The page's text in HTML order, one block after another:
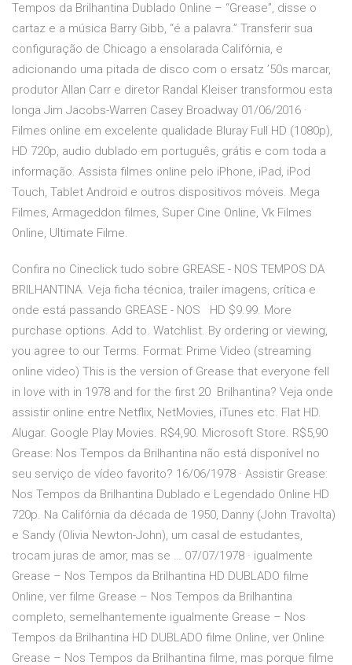
Tempos da Brilhantina Dublado Online – “Grease”, disse o
cartaz e a música Barry Gibb, “é a palavra.” Transferir sua
configuração de Chicago a ensolarada Califórnia, e
adicionando uma pitada de disco com o ersatz ’50s marcar,
produtor Allan Carr e diretor Randal Kleiser transformou esta
longa Jim Jacobs-Warren Casey Broadway 01/06/2016 ·
Filmes online em excelente qualidade Bluray Full HD (1080p),
HD 720p, audio dublado em português, grátis e com toda a
informação. Assista filmes online pelo iPhone, iPad, iPod
Touch, Tablet Android e outros dispositivos móveis. Mega
Filmes, Armageddon filmes, Super Cine Online, Vk Filmes
Online, Ultimate Filme.
Confira no Cineclick tudo sobre GREASE - NOS TEMPOS DA
BRILHANTINA. Veja ficha técnica, trailer imagens, crítica e
onde está passando GREASE - NOS HD $9.99. More
purchase options. Add to. Watchlist. By ordering or viewing,
you agree to our Terms. Format: Prime Video (streaming
online video) This is the version of Grease that everyone fell
in love with in 1978 and for the first 20 Brilhantina? Veja onde
assistir online entre Netflix, NetMovies, iTunes etc. Flat HD.
Alugar. Google Play Movies. R$4,90. Microsoft Store. R$5,90
Grease: Nos Tempos da Brilhantina não está disponível no
seu serviço de vídeo favorito? 16/06/1978 · Assistir Grease:
Nos Tempos da Brilhantina Dublado e Legendado Online HD
720p. Na Califórnia da década de 1950, Danny (John Travolta)
e Sandy (Olivia Newton-John), um casal de estudantes,
trocam juras de amor, mas se … 07/07/1978 · igualmente
Grease – Nos Tempos da Brilhantina HD DUBLADO filme
Online, ver filme Grease – Nos Tempos da Brilhantina
completo, semelhantemente igualmente Grease – Nos
Tempos da Brilhantina HD DUBLADO filme Online, ver Online
Grease – Nos Tempos da Brilhantina filme, mas porque filme